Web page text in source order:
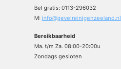
Bel gratis: 0113-296032
M: info@gevelreinigenzeeland.nl
Bereikbaarheid
Ma. t/m Za. 08:00-20:00u
Zondags gesloten